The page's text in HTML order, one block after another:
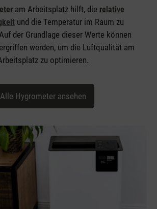
am Arbeitsplatz hilft, die relative
und die Temperatur im Raum zu
der Grundlage dieser Werte können
werden, um die Luftqualität am
zu optimieren.
Alle Hygrometer ansehen